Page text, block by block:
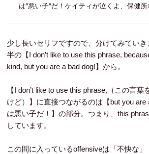
は″悪い子″だ！ケイティが泣くよ、保健所
少し長いセリフですので、分けてみてい
半の【I don’t like to use this phrase,
kind, but you are a bad dog!】から。
【I don’t like to use this phrase,（この言
けど）】に直接つながるのは【but you are
は悪い子だ！】の部分。つまり、this
しています。
この間に入っているoffensiveは「不快な」